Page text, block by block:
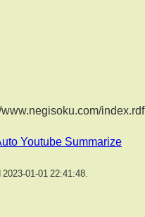
index.rdf
Youtube Summarize
01-01 22:41:48.